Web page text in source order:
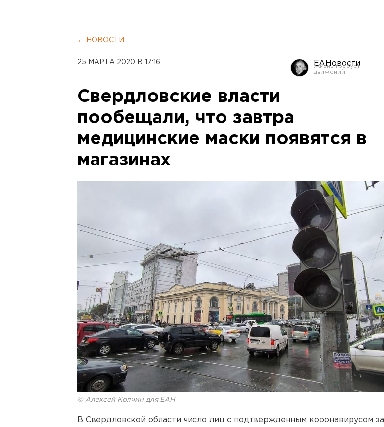
← НОВОСТИ
25 МАРТА 2020 В 17:16 ЕАНовости
Свердловские власти
пообещали, что завтра
медицинские маски появятся в
магазинах
© Алексей Колчин для ЕАН
В Свердловской области число лиц с подтвержденным коронавирусом за